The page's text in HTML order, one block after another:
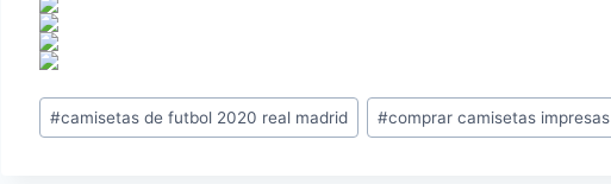
Etiquetas
de
#camisetas de futbol 2020 real madrid #comprar camisetas impresas